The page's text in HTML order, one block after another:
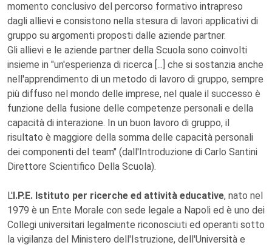
momento conclusivo del percorso formativo intrapreso
dagli allievi e consistono nella stesura di lavori applicativi di
gruppo su argomenti proposti dalle aziende partner.
Gli allievi e le aziende partner della Scuola sono coinvolti
insieme in "un'esperienza di ricerca [...] che si sostanzia anche
nell'apprendimento di un metodo di lavoro di gruppo, sempre
più diffuso nel mondo delle imprese, nel quale il successo è
funzione della fusione delle competenze personali e della
capacità di interazione. In un buon lavoro di gruppo, il
risultato è maggiore della somma delle capacità personali
dei componenti del team" (dall'Introduzione di Carlo Santini
Direttore Scientifico Della Scuola).
L'I.P.E. Istituto per ricerche ed attività educative, nato nel
1979 è un Ente Morale con sede legale a Napoli ed è uno dei
Collegi universitari legalmente riconosciuti ed operanti sotto
la vigilanza del Ministero dell'Istruzione, dell'Università e